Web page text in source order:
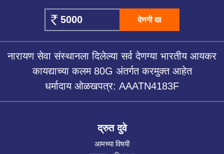
देणगी द्या
नारायण सेवा संस्थानला दिलेल्या सर्व देणग्या भारतीय आयकर
कायद्याच्या कलम 80G अंतर्गत करमुक्त आहेत
धर्मादाय ओळखपत्र: AAATN4183F
द्रुत दुवे
आमच्या विषयी